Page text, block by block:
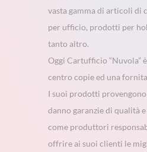
vasta gamma di articoli di
per ufficio, prodotti per
tanto altro.
Oggi Cartufficio “Nuvola”
centro copie ed una
I suoi prodotti
danno garanzie di qualità
come produttori
offrire ai suoi clienti le